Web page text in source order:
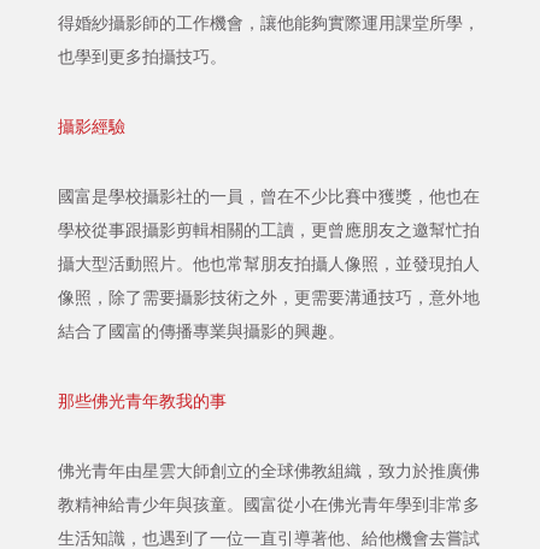
得婚紗攝影師的工作機會，讓他能夠實際運用課堂所學，
也學到更多拍攝技巧。
攝影經驗
國富是學校攝影社的一員，曾在不少比賽中獲獎，他也在
學校從事跟攝影剪輯相關的工讀，更曾應朋友之邀幫忙拍
攝大型活動照片。他也常幫朋友拍攝人像照，並發現拍人
像照，除了需要攝影技術之外，更需要溝通技巧，意外地
結合了國富的傳播專業與攝影的興趣。
那些佛光青年教我的事
佛光青年由星雲大師創立的全球佛教組織，致力於推廣佛
教精神給青少年與孩童。國富從小在佛光青年學到非常多
生活知識，也遇到了一位一直引導著他、給他機會去嘗試